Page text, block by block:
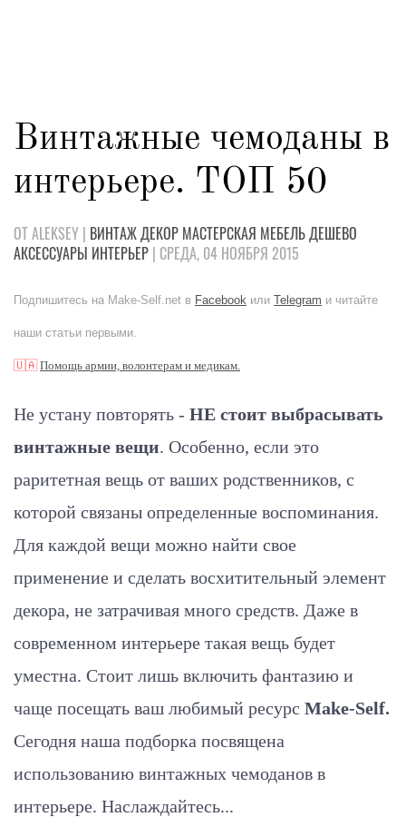
Винтажные чемоданы в
интерьере. ТОП 50
ОТ ALEKSEY | ВИНТАЖДЕКОР МАСТЕРСКАЯ МЕБЕЛЬДЕШЕВО
АКСЕССУАРЫ ИНТЕРЬЕР | СРЕДА, 04 НОЯБРЯ 2015
Подпишитесь на Make-Self.net в Facebook или Telegram и читайте
наши статьи первыми.
🇺🇦Помощь армии, волонтерам и медикам.
Не устану повторять - НЕ стоит выбрасывать
винтажные вещи. Особенно, если это
раритетная вещь от ваших родственников, с
которой связаны определенные воспоминания.
Для каждой вещи можно найти свое
применение и сделать восхитительный элемент
декора, не затрачивая много средств. Даже в
современном интерьере такая вещь будет
уместна. Стоит лишь включить фантазию и
чаще посещать ваш любимый ресурс Make-Self.
Сегодня наша подборка посвящена
использованию винтажных чемоданов в
интерьере. Наслаждайтесь...